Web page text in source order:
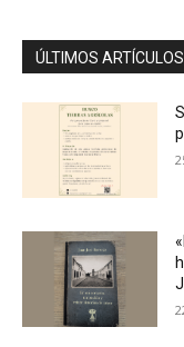
ÚLTIMOS ARTÍCULOS